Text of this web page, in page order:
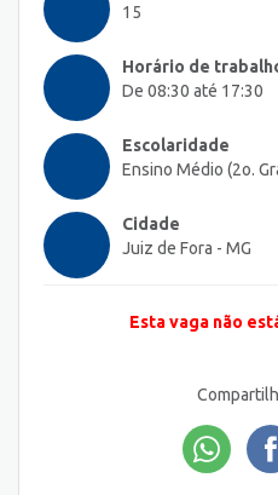
15
Horário de
De 08:30 até 17:30
Escolaridade
Ensino Médio (2o.
Cidade
Juiz de Fora - MG
Esta vaga não